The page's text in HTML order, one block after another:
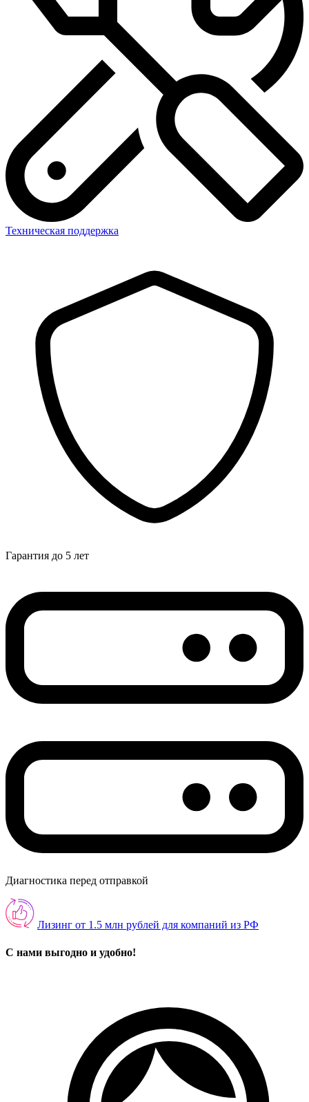
Техническая поддержка
Гарантия до 5 лет
Диагностика перед отправкой
Лизинг от 1.5 млн рублей для компаний из РФ
С нами выгодно и удобно!